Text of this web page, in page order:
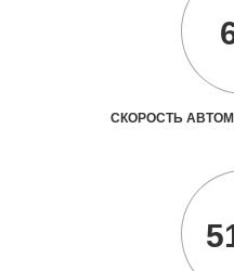
СКОРОСТЬ